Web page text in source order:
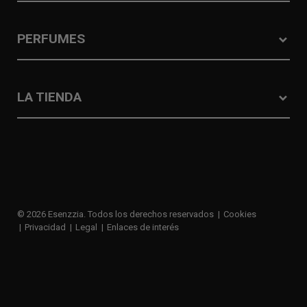
PERFUMES
LA TIENDA
© 2026 Esenzzia. Todos los derechos reservados
Cookies
Privacidad
Legal Enlaces de interés